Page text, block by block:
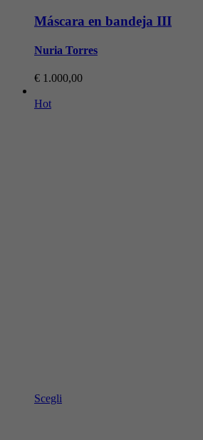
Máscara en bandeja III
Nuria Torres
€ 1.000,00
Hot
Scegli